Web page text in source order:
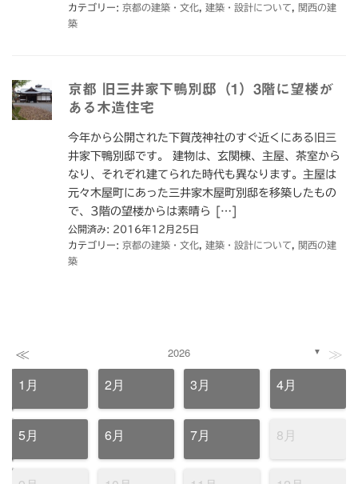
カテゴリー: 京都の建築・文化 建築・設計について
関西の建
築
京都 旧三井家下鴨別邸（1）3階に望楼が
ある木造住宅
今年から公開された下賀茂神社のすぐ近くにある旧三
井家下鴨別邸です。 建物は、玄関棟、主屋、茶室から
なり、それぞれ建てられた時代も異なります。主屋は
元々木屋町にあった三井家木屋町別邸を移築したもの
で、3階の望楼からは素晴ら […]
公開済み: 2016年12月25日
カテゴリー: 京都の建築・文化 建築・設計について
関西の建
築
≪ 2026 ▼ ≫
1月 2月 3月 4月
5月 6月 7月 8月